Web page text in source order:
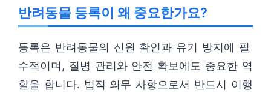
반려동물 등록이 왜 중요한가요?
등록은 반려동물의 신원 확인과 유기 방지에 필
수적이며, 질병 관리와 안전 확보에도 중요한 역
할을 합니다. 법적 의무 사항으로서 반드시 이행